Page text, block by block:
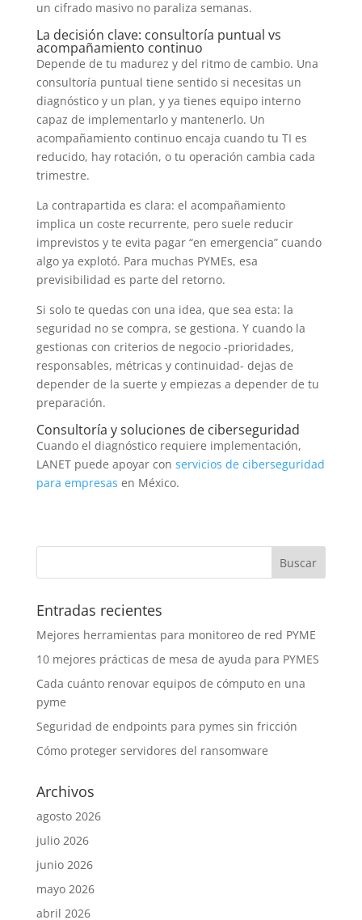
un cifrado masivo no paraliza semanas.
La decisión clave: consultoría puntual vs
acompañamiento continuo
Depende de tu madurez y del ritmo de cambio. Una
consultoría puntual tiene sentido si necesitas un
diagnóstico y un plan, y ya tienes equipo interno
capaz de implementarlo y mantenerlo. Un
acompañamiento continuo encaja cuando tu TI es
reducido, hay rotación, o tu operación cambia cada
trimestre.
La contrapartida es clara: el acompañamiento
implica un coste recurrente, pero suele reducir
imprevistos y te evita pagar “en emergencia” cuando
algo ya explotó. Para muchas PYMEs, esa
previsibilidad es parte del retorno.
Si solo te quedas con una idea, que sea esta: la
seguridad no se compra, se gestiona. Y cuando la
gestionas con criterios de negocio -prioridades,
responsables, métricas y continuidad- dejas de
depender de la suerte y empiezas a depender de tu
preparación.
Consultoría y soluciones de ciberseguridad
Cuando el diagnóstico requiere implementación,
LANET puede apoyar con servicios de ciberseguridad
para empresas en México.
Entradas recientes
Mejores herramientas para monitoreo de red PYME
10 mejores prácticas de mesa de ayuda para PYMES
Cada cuánto renovar equipos de cómputo en una
pyme
Seguridad de endpoints para pymes sin fricción
Cómo proteger servidores del ransomware
Archivos
agosto 2026
julio 2026
junio 2026
mayo 2026
abril 2026